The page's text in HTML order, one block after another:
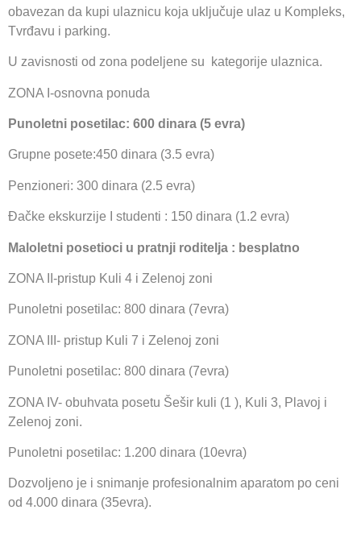
obavezan da kupi ulaznicu koja uključuje ulaz u Kompleks,
Tvrđavu i parking.
U zavisnosti od zona podeljene su kategorije ulaznica.
ZONA I-osnovna ponuda
Punoletni posetilac: 600 dinara (5 evra)
Grupne posete:450 dinara (3.5 evra)
Penzioneri: 300 dinara (2.5 evra)
Đačke ekskurzije I studenti : 150 dinara (1.2 evra)
Maloletni posetioci u pratnji roditelja : besplatno
ZONA II-pristup Kuli 4 i Zelenoj zoni
Punoletni posetilac: 800 dinara (7evra)
ZONA III- pristup Kuli 7 i Zelenoj zoni
Punoletni posetilac: 800 dinara (7evra)
ZONA IV- obuhvata posetu Šešir kuli (1 ), Kuli 3, Plavoj i
Zelenoj zoni.
Punoletni posetilac: 1.200 dinara (10evra)
Dozvoljeno je i snimanje profesionalnim aparatom po ceni
od 4.000 dinara (35evra).